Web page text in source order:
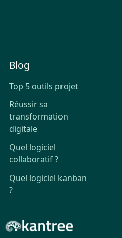
Blog
Top 5 outils projet
Réussir sa
transformation
digitale
Quel logiciel
collaboratif ?
Quel logiciel kanban
?